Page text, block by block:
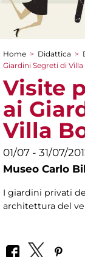
Tu sei qui
Home > Didattica >
Giardini Segreti di
Visite
ai
Villa
01/07 - 31/07/
Museo Carlo
I giardini privati
architettura del